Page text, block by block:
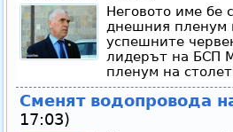
Неговото име бе
днешния пленум
успешните
лидерът на БСП
пленум на
Сменят водопровода
17:03)